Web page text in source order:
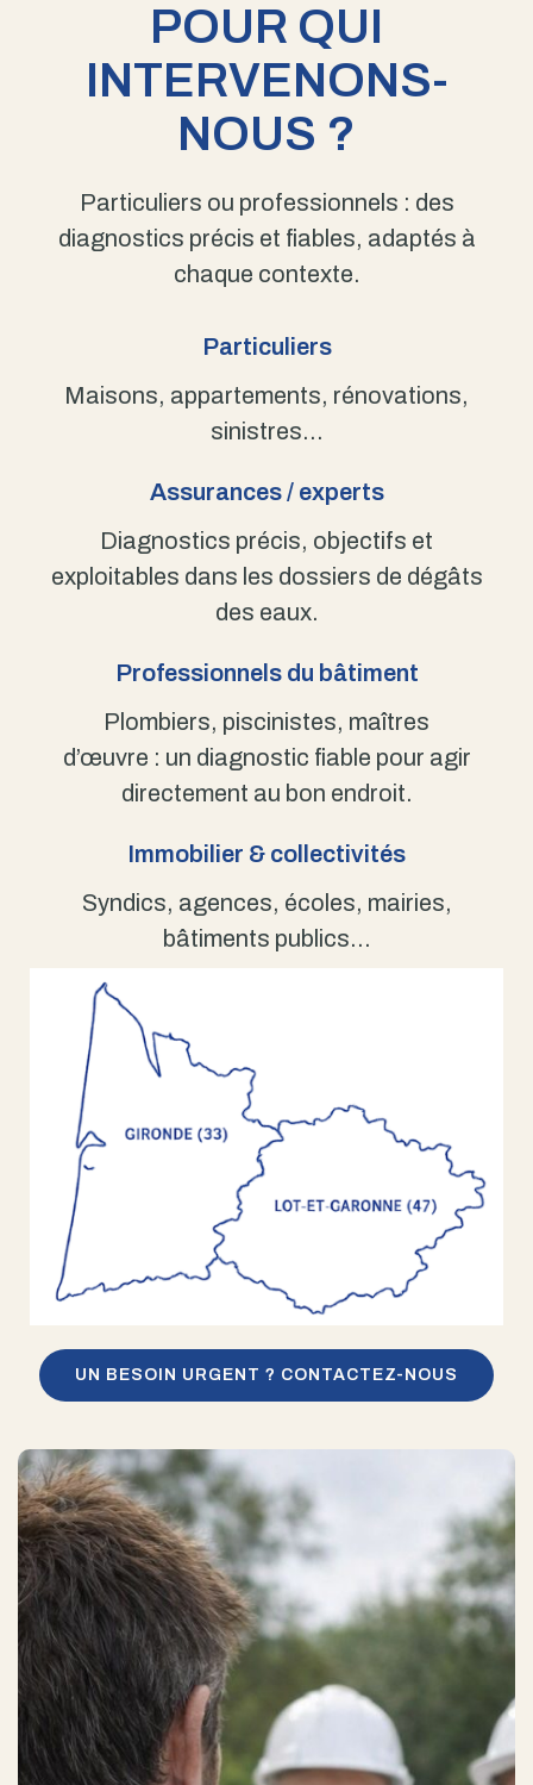
POUR QUI
INTERVENONS-
NOUS ?
Particuliers ou professionnels : des
diagnostics précis et fiables, adaptés à
chaque contexte.
Particuliers
Maisons, appartements, rénovations,
sinistres…
Assurances / experts
Diagnostics précis, objectifs et
exploitables dans les dossiers de dégâts
des eaux.
Professionnels du bâtiment
Plombiers, piscinistes, maîtres
d’œuvre : un diagnostic fiable pour agir
directement au bon endroit.
Immobilier & collectivités
Syndics, agences, écoles, mairies,
bâtiments publics…
UN BESOIN URGENT ? CONTACTEZ-NOUS